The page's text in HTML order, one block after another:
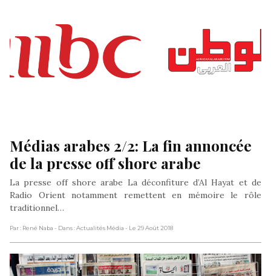
Médias arabes 2/2: La fin annoncée
de la presse off shore arabe
La presse off shore arabe La déconfiture d’Al Hayat et de
Radio Orient notamment remettent en mémoire le rôle
traditionnel…
Par : René Naba - Dans : Actualités Média - Le 29 Août 2018